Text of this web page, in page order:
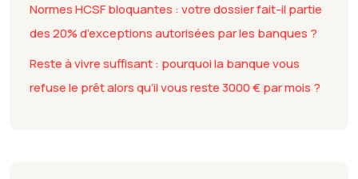
Normes HCSF bloquantes : votre dossier fait-il partie
des 20% d’exceptions autorisées par les banques ?
Reste à vivre suffisant : pourquoi la banque vous
refuse le prêt alors qu’il vous reste 3000 € par mois ?